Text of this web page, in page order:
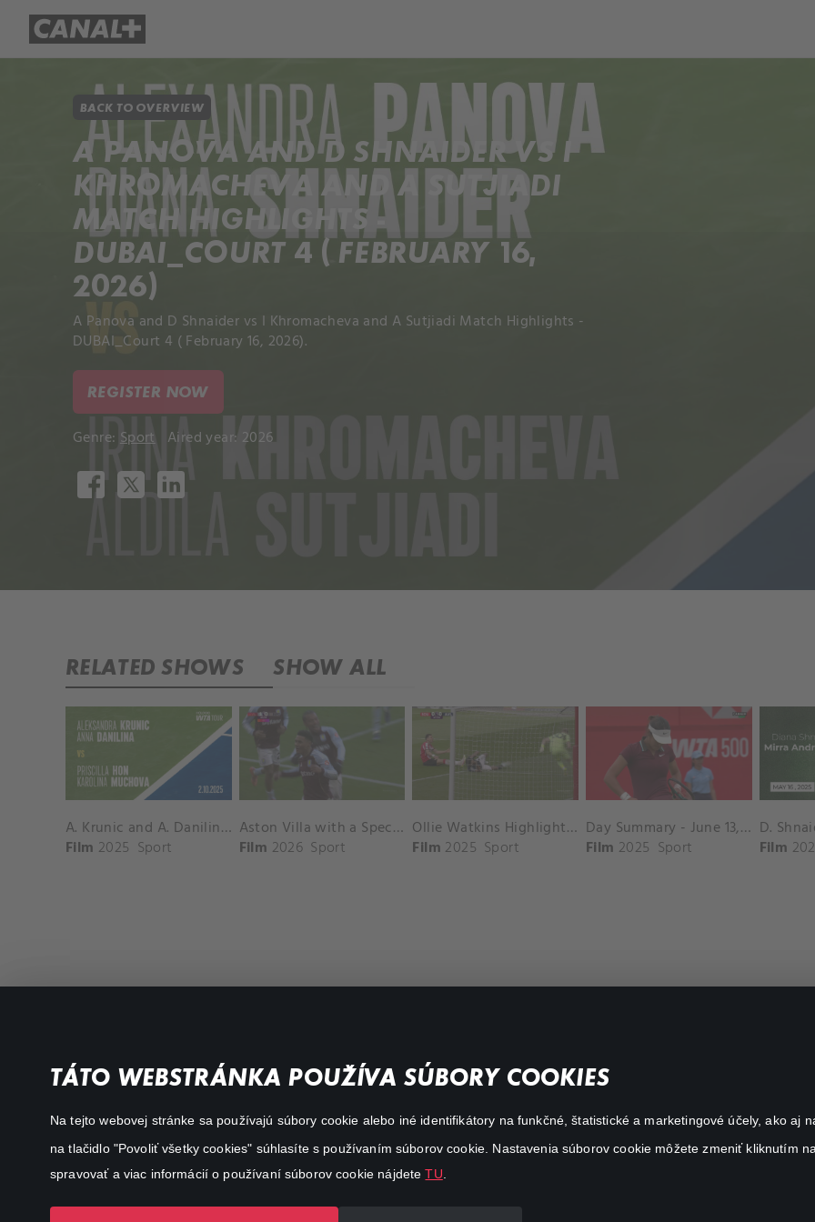
TÁTO WEBSTRÁNKA POUŽÍVA SÚBORY COOKIES
Na tejto webovej stránke sa používajú súbory cookie alebo iné identifikátory na funkčné, štatistické a marketingové účely, ako aj
na tlačidlo "Povoliť všetky cookies" súhlasíte s používaním súborov cookie. Nastavenia súborov cookie môžete zmeniť kliknutím
spravovať a viac informácií o používaní súborov cookie nájdeteTU
BACK TO OVERVIEW
A PANOVA AND D SHNAIDER VS I
KHROMACHEVA AND A SUTJIADI
MATCH HIGHLIGHTS -
DUBAI_COURT 4 ( FEBRUARY 16,
2026)
A Panova and D Shnaider vs I Khromacheva and A Sutjiadi Match Highlights -
DUBAI_Court 4 ( February 16, 2026).
REGISTER NOW
Genre: Sport Aired year: 2026
RELATED SHOWS SHOW ALL
A. Krunic and A. Danilina vs. P. Hon and K. Muchova Match Highlights - BEIJING_Capital Group Diamond ( October 02, 2025)
Film 2025 Sport
Aston Villa with a Spectacular Goal vs. Nottingham Forest
Film 2026 Sport
Ollie Watkins Highlights vs. Southampton
Film 2025 Sport
Day Summary - June 13, 2025
Film 2025 Sport
Film
Comedy
Documentaries
Important links